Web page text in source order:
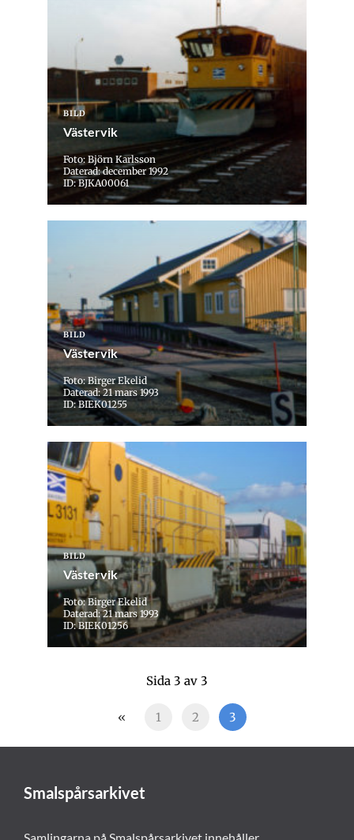
BILD
Västervik
Foto: Björn Karlsson
Daterad: december 1992
ID: BJKA00061
BILD
Västervik
Foto: Birger Ekelid
Daterad: 21 mars 1993
ID: BIEK01255
BILD
Västervik
Foto: Birger Ekelid
Daterad: 21 mars 1993
ID: BIEK01256
Sida 3 av 3
« 1 2 3
Smalspårsarkivet